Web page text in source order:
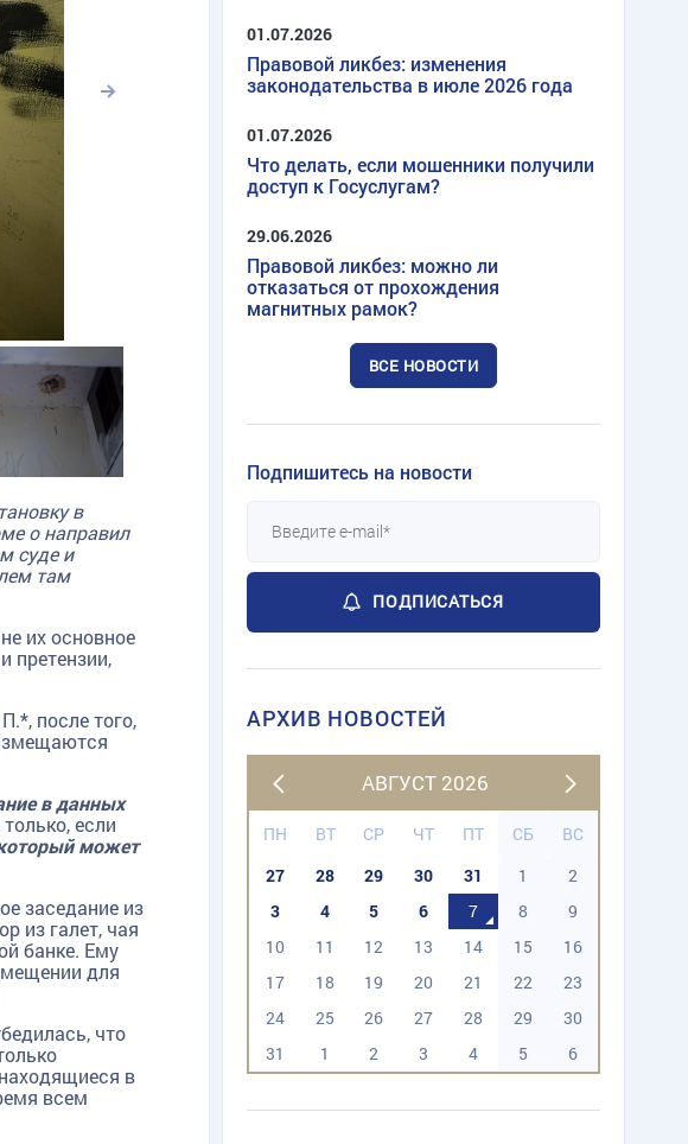
в
о направил
суде и
там
их основное
претензии,
после того,
в данных
если
может
заседание из
из галет, чая
банке. Ему
для
что
в
всем
01.07.2026
Правовой ликбез: изменения
законодательства в июле 2026 года
01.07.2026
Что делать, если мошенники получили
доступ к Госуслугам?
29.06.2026
Правовой ликбез: можно ли
отказаться от прохождения
магнитных рамок?
ВСЕ НОВОСТИ
Подпишитесь на новости
ПОДПИСАТЬСЯ
АРХИВ НОВОСТЕЙ
АВГУСТ 2026
ПН ВТ СР ЧТ ПТ СБ
ВС
27
28 29 30 31 1
2
3
4 5 6 7 8
9
10
11 12 13 14 15
16
17
18 19 20 21 22
23
24
25 26 27 28 29
30
31
1 2 3 4 5 6